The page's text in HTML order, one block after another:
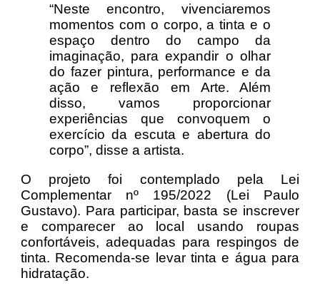
“Neste encontro, vivenciaremos
momentos com o corpo, a tinta e o
espaço dentro do campo da
imaginação, para expandir o olhar
do fazer pintura, performance e da
ação e reflexão em Arte. Além
disso, vamos proporcionar
experiências que convoquem o
exercício da escuta e abertura do
corpo”, disse a artista.
O projeto foi contemplado pela Lei
Complementar nº 195/2022 (Lei Paulo
Gustavo). Para participar, basta se inscrever
e comparecer ao local usando roupas
confortáveis, adequadas para respingos de
tinta. Recomenda-se levar tinta e água para
hidratação.